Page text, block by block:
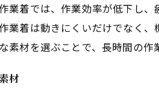
業着では、作業効率が低下し、
業着は動きにくいだけでなく
素材を選ぶことで、長時間の作
材